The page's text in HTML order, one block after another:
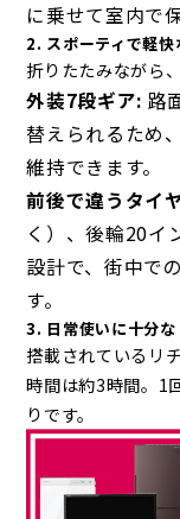
に乗せて室内で
2. スポーティで軽快
折りたたみながら
外装7段ギア: 路
替えられるため
維持できます。
前後で違うタイ
く）、後輪20イ
設計で、街中で
す。
3. 日常使いに十分
搭載されているリ
時間は約3時間。1
りです。